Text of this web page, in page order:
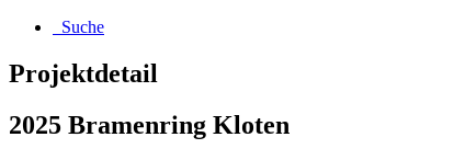
Suche
Projektdetail
2025 Bramenring Kloten